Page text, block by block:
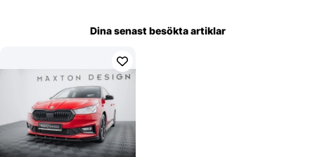
Dina senast besökta artiklar